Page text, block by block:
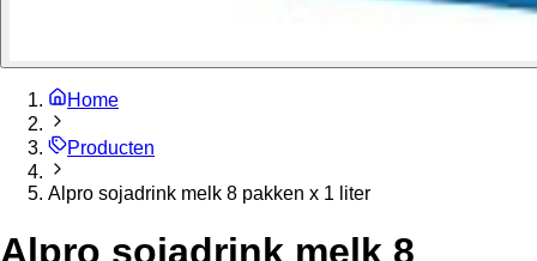
Home
Producten
Alpro sojadrink melk 8 pakken x 1 liter
Alpro sojadrink melk 8